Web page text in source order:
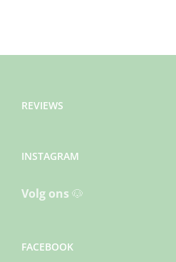
REVIEWS
INSTAGRAM
Volg ons 🐶
FACEBOOK